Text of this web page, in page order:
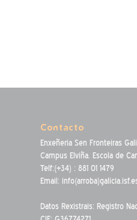
Contacto
Enxeñeria Sen Fronteiras
Campus Elviña. Escola de
Telf:(+34) : 881 01 1479
Email:
Datos Rexistrais: Registro